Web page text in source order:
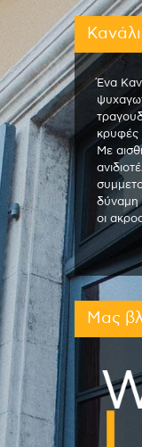
Ένα
κρυφές
Με
δύναμη
οι
Μας